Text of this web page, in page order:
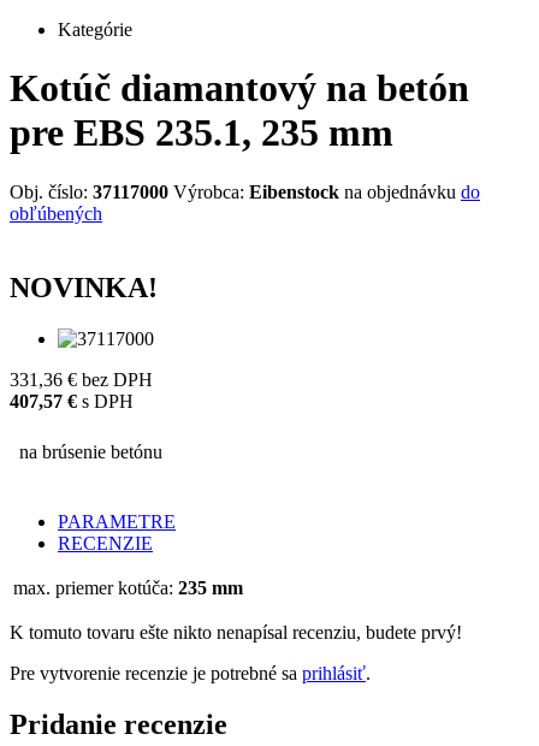
Kategórie
Kotúč diamantový na betón
pre EBS 235.1, 235 mm
Obj. číslo: 37117000 Výrobca: Eibenstock na objednávku do
obľúbených
NOVINKA!
331,36 € bez DPH
407,57 € s DPH
na brúsenie betónu
PARAMETRE
RECENZIE
max. priemer kotúča: 235 mm
K tomuto tovaru ešte nikto nenapísal recenziu, budete prvý!
Pre vytvorenie recenzie je potrebné sa prihlásiť.
Pridanie recenzie